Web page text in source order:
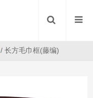
/长方毛巾框(藤编)